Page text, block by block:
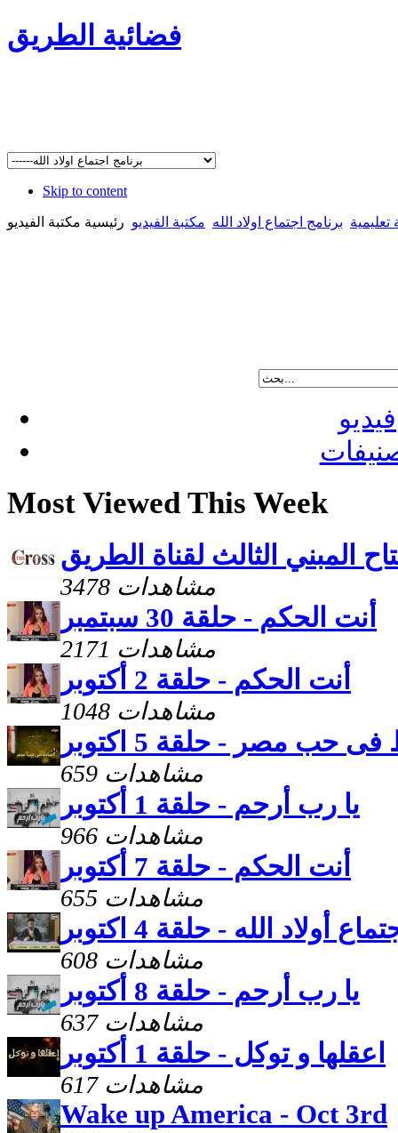
فضائية الطريق
Skip to content
برنامج اجتماع اولاد الله مكتبة الفيديو رئيسية مكتبة الفيديو
فيديو
Most Viewed This Week
المبني الثالث لقناة الطريق
3478 مشاهدات
أنت الحكم - حلقة 30 سبتمبر
2171 مشاهدات
أنت الحكم - حلقة 2 أكتوبر
1048 مشاهدات
حب مصر - حلقة 5 اكتوبر
659 مشاهدات
يا رب أرحم - حلقة 1 أكتوبر
966 مشاهدات
أنت الحكم - حلقة 7 أكتوبر
655 مشاهدات
أولاد الله - حلقة 4 اكتوبر
608 مشاهدات
يا رب أرحم - حلقة 8 أكتوبر
637 مشاهدات
اعقلها و توكل - حلقة 1 أكتوبر
617 مشاهدات
Wake up America - Oct 3rd